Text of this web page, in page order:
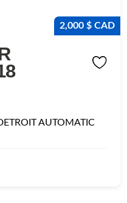
2,000 $ CAD
AUTOMATIC